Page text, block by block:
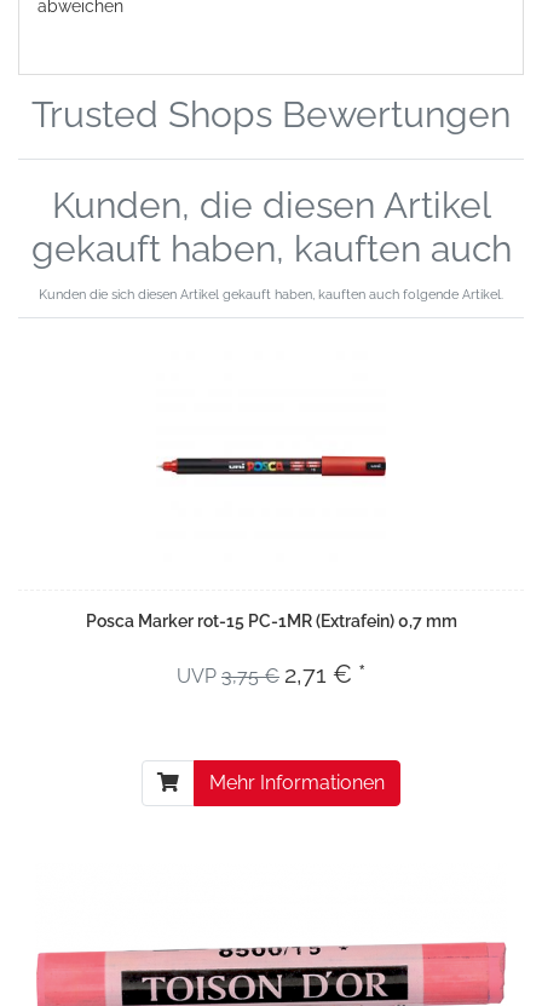
abweichen
Trusted Shops Bewertungen
Kunden, die diesen Artikel
gekauft haben, kauften auch
Kunden die sich diesen Artikel gekauft haben, kauften auch folgende Artikel.
Posca Marker rot-15 PC-1MR (Extrafein) 0,7 mm
UVP 3,75 € 2,71 € *
Mehr Informationen